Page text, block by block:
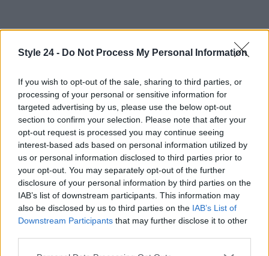
Style 24 - Do Not Process My Personal Information
If you wish to opt-out of the sale, sharing to third parties, or
processing of your personal or sensitive information for
targeted advertising by us, please use the below opt-out
section to confirm your selection. Please note that after your
opt-out request is processed you may continue seeing
interest-based ads based on personal information utilized by
us or personal information disclosed to third parties prior to
your opt-out. You may separately opt-out of the further
disclosure of your personal information by third parties on the
IAB’s list of downstream participants. This information may
also be disclosed by us to third parties on the IAB’s List of
Downstream Participants that may further disclose it to other
Continua a leggere
LIFESTYLE